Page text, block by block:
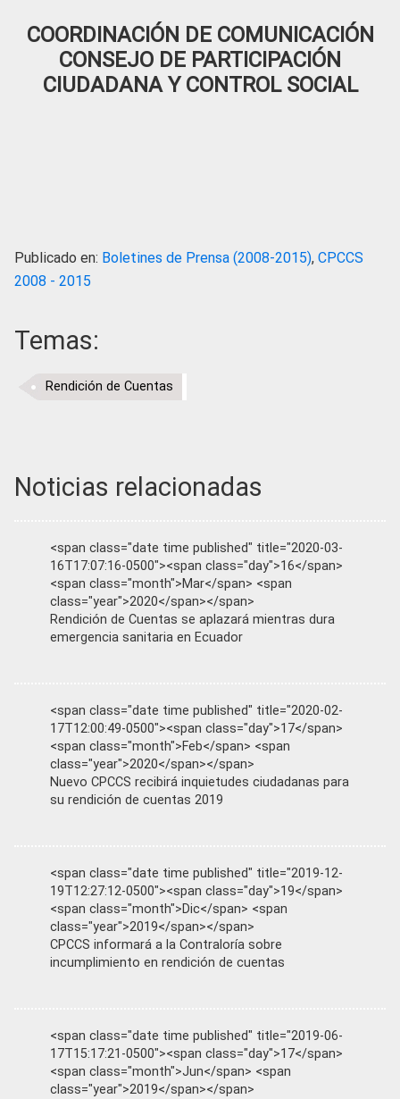
COORDINACIÓN DE COMUNICACIÓN
CONSEJO DE PARTICIPACIÓN
CIUDADANA Y CONTROL SOCIAL
Publicado en: Boletines de Prensa (2008-2015), CPCCS
2008 - 2015
Temas:
Rendición de Cuentas
Noticias relacionadas
<span class="date time published" title="2020-03-
16T17:07:16-0500"><span class="day">16</span>
<span class="month">Mar</span> <span
class="year">2020</span></span>
Rendición de Cuentas se aplazará mientras dura
emergencia sanitaria en Ecuador
<span class="date time published" title="2020-02-
17T12:00:49-0500"><span class="day">17</span>
<span class="month">Feb</span> <span
class="year">2020</span></span>
Nuevo CPCCS recibirá inquietudes ciudadanas para
su rendición de cuentas 2019
<span class="date time published" title="2019-12-
19T12:27:12-0500"><span class="day">19</span>
<span class="month">Dic</span> <span
class="year">2019</span></span>
CPCCS informará a la Contraloría sobre
incumplimiento en rendición de cuentas
<span class="date time published" title="2019-06-
17T15:17:21-0500"><span class="day">17</span>
<span class="month">Jun</span> <span
class="year">2019</span></span>